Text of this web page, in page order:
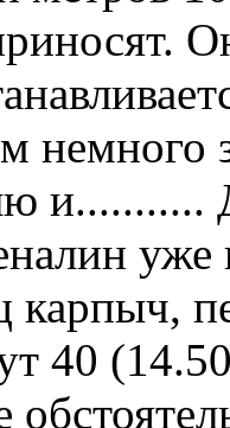
немного
и...........
40